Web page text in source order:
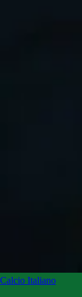
Calcio Italiano